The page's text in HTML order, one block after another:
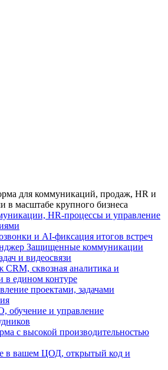
для коммуникаций, продаж, HR и
в масштабе крупного бизнеса
HR-процессы и управление
и AI-фиксация итогов встреч
Защищенные коммуникации
и видеосвязи
CRM, сквозная аналитика и
в едином контуре
проектами, задачами
обучение и управление
с высокой производительностью
в вашем ЦОД, открытый код и